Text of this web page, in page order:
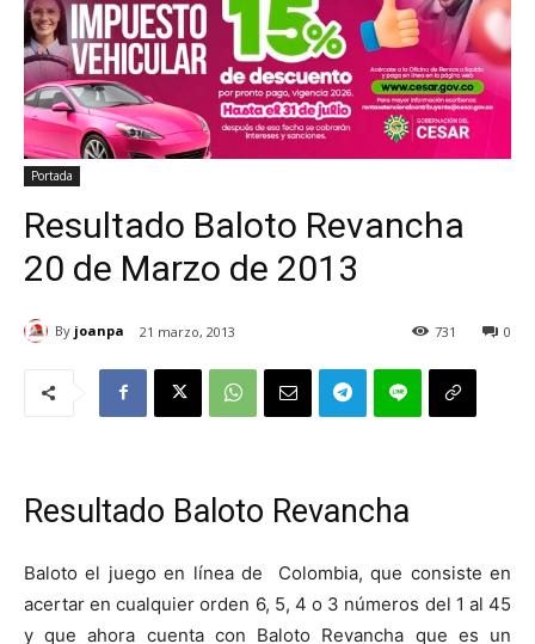
Portada
Resultado Baloto Revancha
20 de Marzo de 2013
By joanpa 21 marzo, 2013 0
731
Resultado Baloto Revancha
Baloto el juego en línea de Colombia, que consiste en
acertar en cualquier orden 6, 5, 4 o 3 números del 1 al 45
y que ahora cuenta con Baloto Revancha que es un